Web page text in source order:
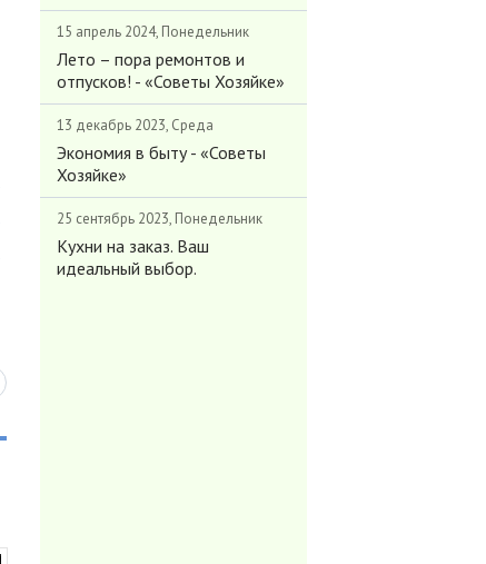
15 апрель 2024, Понедельник
Лето – пора ремонтов и
отпусков! - «Советы Хозяйке»
13 декабрь 2023, Среда
Экономия в быту - «Советы
Хозяйке»
25 сентябрь 2023, Понедельник
Кухни на заказ. Ваш
идеальный выбор.